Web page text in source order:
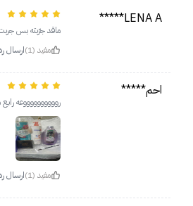
LENA A*****
ماقد جرّبته بس
مفيد (1)
ارسال
احم*****
رووووووووووعه رابع
مفيد (1) ارسال